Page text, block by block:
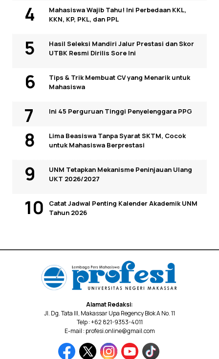
Mahasiswa Wajib Tahu! Ini Perbedaan KKL,
KKN, KP, PKL, dan PPL
Hasil Seleksi Mandiri Jalur Prestasi dan Skor
UTBK Resmi Dirilis Sore Ini
Tips & Trik Membuat CV yang Menarik untuk
Mahasiswa
Ini 45 Perguruan Tinggi Penyelenggara PPG
Lima Beasiswa Tanpa Syarat SKTM, Cocok
untuk Mahasiswa Berprestasi
UNM Tetapkan Mekanisme Peninjauan Ulang
UKT 2026/2027
Catat Jadwal Penting Kalender Akademik UNM
Tahun 2026
Alamat Redaksi:
Jl. Dg. Tata III, Makassar Upa Regency Blok A No. 11
Telp : +62 821-9353-4011
E-mail : profesi.online@gmail.com